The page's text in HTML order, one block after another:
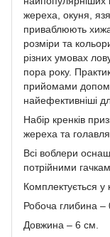
жереха, окуня,
приваблюють
розміри та
різних умовах
пора року.
прийомами
найефективніші
Набір кренків
жереха та голавля
Всі воблери
потрійними
Комплектується у
Робоча глибина –
Довжина – 6 см.